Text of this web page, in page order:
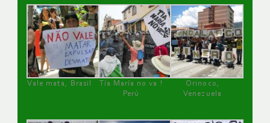
Vale mata, Brasil
Tía María no va !
Perú
Orinoco,
Venezuela